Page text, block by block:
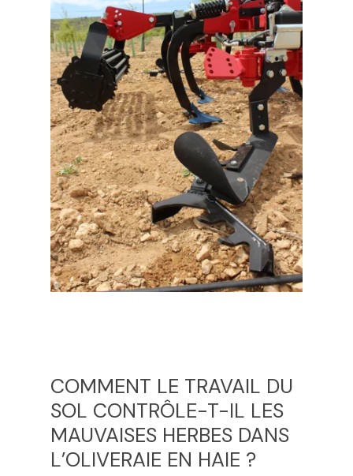
COMMENT LE TRAVAIL DU
SOL CONTRÔLE-T-IL LES
MAUVAISES HERBES DANS
L’OLIVERAIE EN HAIE ?